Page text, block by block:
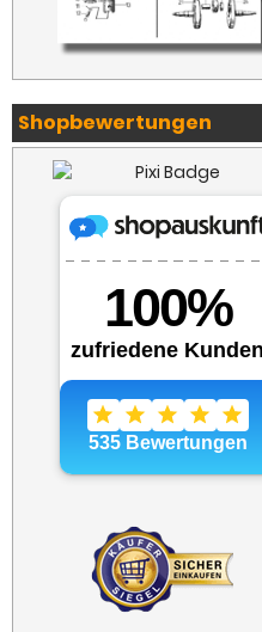
Shopbewertungen